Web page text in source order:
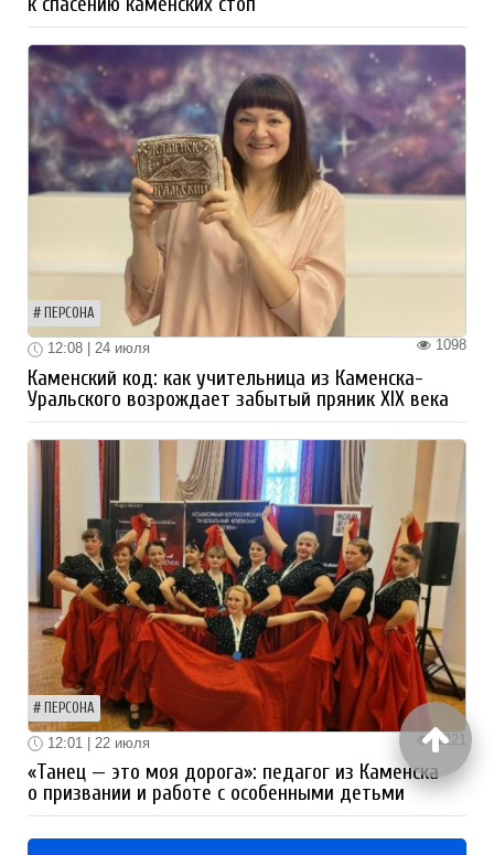
ПЕРСОНА
1098
12:08 | 24 июля
Каменский код: как учительница из Каменска-
Уральского возрождает забытый пряник XIX века
ПЕРСОНА
1221
12:01 | 22 июля
«Танец — это моя дорога»: педагог из Каменска
о призвании и работе с особенными детьми